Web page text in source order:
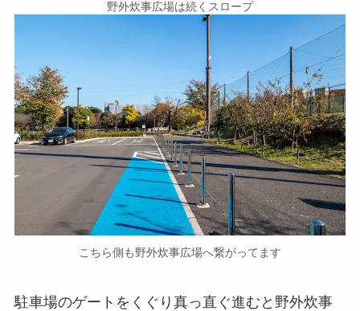
野外炊事広場は続くスロープ
こちら側も野外炊事広場へ繋がってます
駐車場のゲートをくぐり真っ直ぐ進むと野外炊事